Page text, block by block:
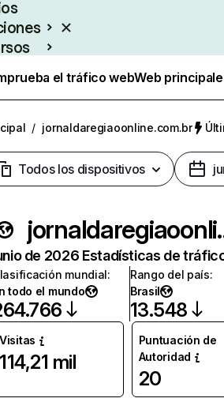
el tráfico webWeb
/ jornaldaregiaoonline.com.br
Todos los dispositivos
de 2026 Estadísticas de
mundial:
todo el mundo
Rango del país:
Brasil
13.548
Visitas
114,21 mil
Puntuación de
Autoridad
20